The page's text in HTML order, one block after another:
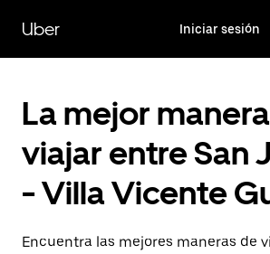
contenido
principal
Uber Iniciar sesión
La mejor
viajar entre San
- Villa Vicente
Encuentra las mejores maneras de